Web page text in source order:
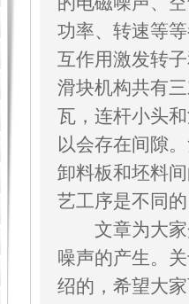
功率、转速等
互作用激发转
滑块机构共有
瓦，连杆小头
以会存在间隙
卸料板和坯料
艺工序是不同
文章为大家
噪声的产生。
绍的，希望大